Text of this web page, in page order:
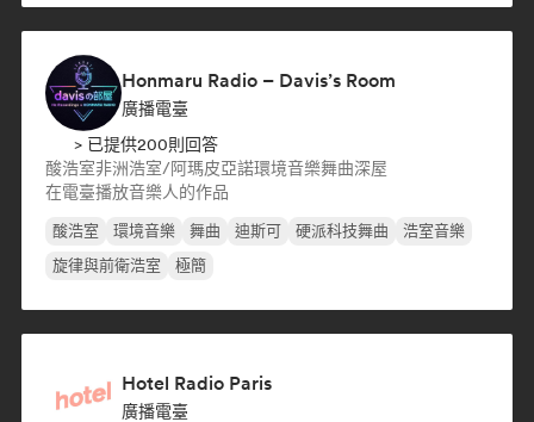
Honmaru Radio – Davis’s Room
廣播電臺
> 已提供200則回答
酸浩室非洲浩室/阿瑪皮亞諾環境音樂舞曲深屋
在電臺播放音樂人的作品
酸浩室 環境音樂 舞曲 迪斯可 硬派科技舞曲
浩室音樂
旋律與前衛浩室
極簡
Hotel Radio Paris
廣播電臺